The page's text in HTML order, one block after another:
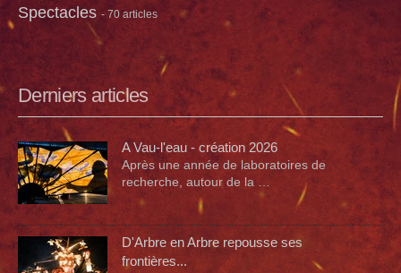
Spectacles - 70 articles
Derniers articles
A Vau-l'eau - création 2026
Après une année de laboratoires de
recherche, autour de la …
D'Arbre en Arbre repousse ses
frontières...